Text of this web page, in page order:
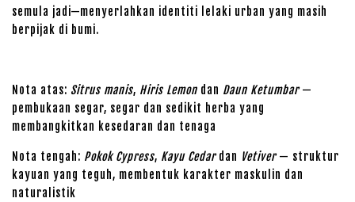
semula jadi—menyerlahkan identiti lelaki urban yang masih
berpijak di bumi.
Nota atas: Sitrus manis, Hiris Lemon dan Daun Ketumbar—
pembukaan segar, segar dan sedikit herba yang
membangkitkan kesedaran dan tenaga
Nota tengah: Pokok Cypress, Kayu Cedardan Vetiver— struktur
kayuan yang teguh, membentuk karakter maskulin dan
naturalistik